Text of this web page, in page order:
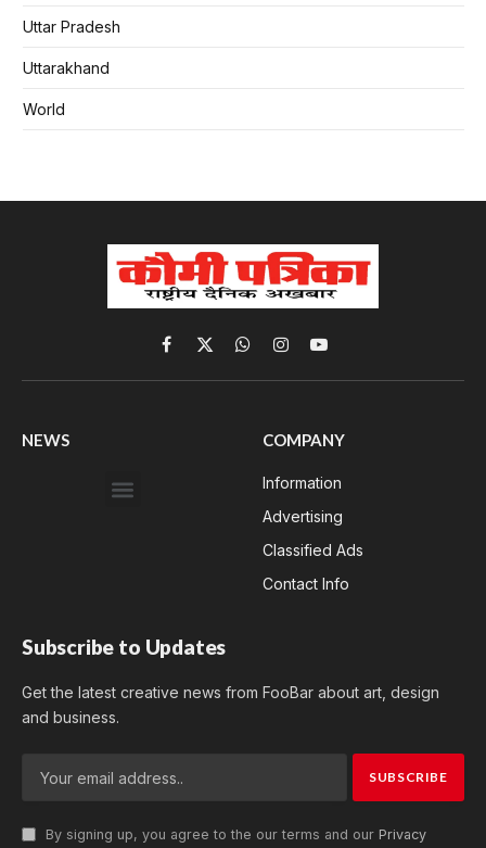
Uttar Pradesh
Uttarakhand
World
Facebook
X
(Twitter)
WhatsApp
InstagramYouTube
NEWS COMPANY
Information
Advertising
Classified Ads
Contact Info
Subscribe to Updates
Get the latest creative news from FooBar about art, design
and business.
By signing up, you agree to the our terms and our Privacy